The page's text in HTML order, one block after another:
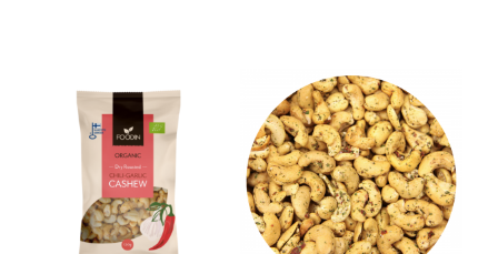
tuotteella
on
useampi
muunnelma.
Voit
tehdä